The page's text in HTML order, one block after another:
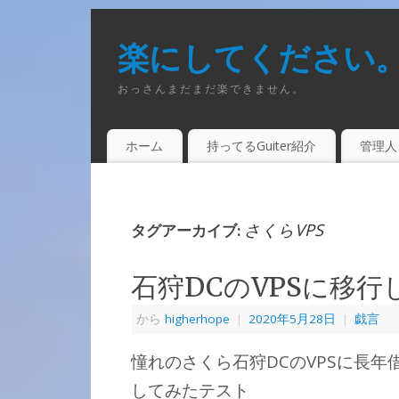
楽にしてください
おっさんまだまだ楽できません。
ホーム 持ってるGuiter紹介 管理
タグアーカイブ: さくらVPS
石狩DCのVPSに移行
から higherhope | 2020年5月28日 | 戯言
憧れのさくら石狩DCのVPSに長年
してみたテスト